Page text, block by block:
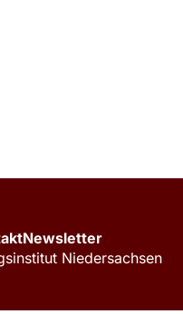
Newsletter
Niedersachsen